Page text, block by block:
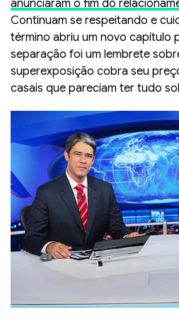
anunciaram o fim do
Continuam se respeitando e
término abriu um novo capítulo
separação foi um lembrete
superexposição cobra seu
casais que pareciam ter tudo